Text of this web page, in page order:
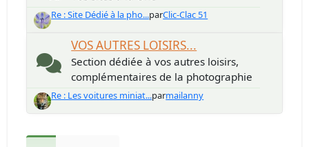
Re : Site Dédié à la pho...parClic-Clac 51
VOS AUTRES LOISIRS...
Section dédiée à vos autres loisirs,
complémentaires de la photographie
Re : Les voitures miniat...parmailanny